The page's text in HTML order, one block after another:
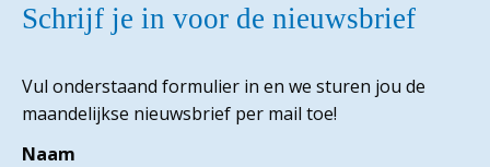
Schrijf je in voor de nieuwsbrief
Vul onderstaand formulier in en we sturen jou de
maandelijkse nieuwsbrief per mail toe!
Naam